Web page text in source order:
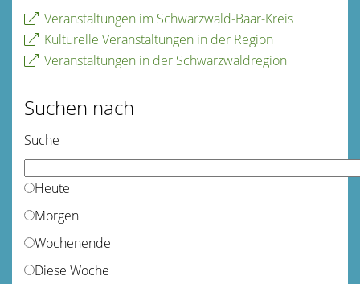
Veranstaltungen im Schwarzwald-Baar-Kreis
Kulturelle Veranstaltungen in der Region
Veranstaltungen in der Schwarzwaldregion
Suchen nach
Suche
Heute
Morgen
Wochenende
Diese Woche